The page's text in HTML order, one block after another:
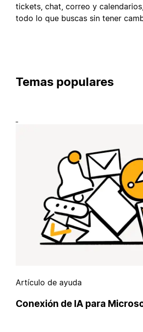
tickets, chat, correo y
todo lo que buscas sin tener
Temas populares
Artículo de ayuda
Conexión de IA para